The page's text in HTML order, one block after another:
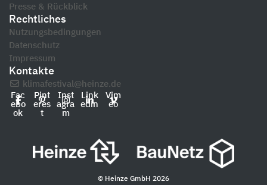
Presse & Rückblick
Rechtliches
Nutzungsbedingungen
Datenschutz
Impressum
Kontakte
klimafestival@heinze.de
Fac
ebo
ok
Pint
eres
t
Inst
agra
m
Link
edin
Vim
eo
© Heinze GmbH 2026